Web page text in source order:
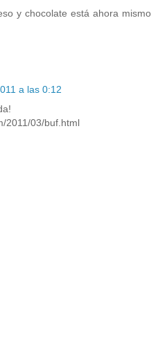
y chocolate está ahora mismo
a las 0:12
2011/03/buf.html